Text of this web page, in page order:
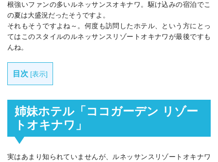
根強いファンの多いルネッサンスオキナワ。駆け込みの宿泊でこ
の夏は大盛況だったそうですよ。
それもそうですよね～。何度も訪問したホテル、という方にとっ
てはこのスタイルのルネッサンスリゾートオキナワが最後ですも
んね。
目次 [表示]
姉妹ホテル「ココガーデン リゾー
トオキナワ」
実はあまり知られていませんが、ルネッサンスリゾートオキナワ